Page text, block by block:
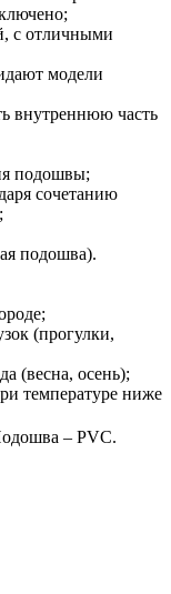
с отличными
модели
внутреннюю часть
подошвы;
сочетанию
подошва).
(прогулки,
(весна, осень);
температуре ниже
– PVC.